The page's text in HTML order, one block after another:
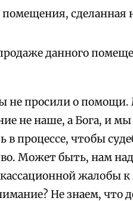
сделанная
данного
просили о помощи.
не наше, а Бога, и мы
в процессе, чтобы
Может быть, нам
жалобы к
Не знаем, что